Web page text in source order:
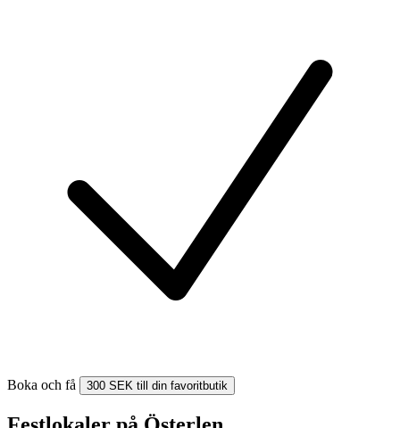
Boka och få 300 SEK till din favoritbutik